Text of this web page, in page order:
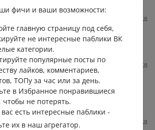
хороший снайпер баскетболист
Пожаловаться
Андрей Кугурлуян
Евгений, тоже самое хотел написать
1 год назад 0 Пожаловаться
Николай Голыничев
Евгений , справа Яковлев - кэп
металлурга
1 год назад 0 0 Пожаловаться
фичи и ваши возможности:
главную страницу под себя,
не интересные паблики ВК
категории.
популярные посты по
лайков, комментариев,
ТОПу за час или за день.
в Избранное понравившиеся
чтобы не потерять.
вас есть интересные паблики -
их в наш агрегатор.